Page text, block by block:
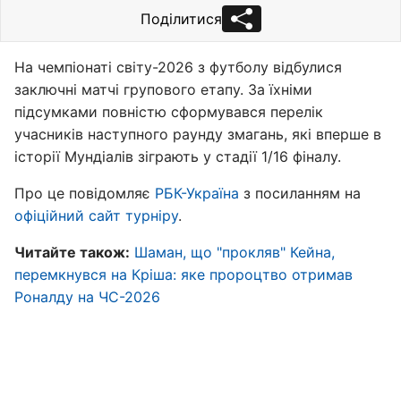
Поділитися
На чемпіонаті світу-2026 з футболу відбулися
заключні матчі групового етапу. За їхніми
підсумками повністю сформувався перелік
учасників наступного раунду змагань, які вперше в
історії Мундіалів зіграють у стадії 1/16 фіналу.
Про це повідомляє РБК-Україна з посиланням на
офіційний сайт турніру.
Читайте також: Шаман, що "прокляв" Кейна,
перемкнувся на Кріша: яке пророцтво отримав
Роналду на ЧС-2026